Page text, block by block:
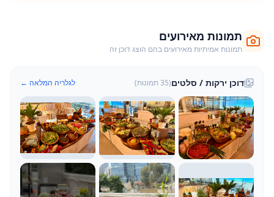
תמונות מאירועים
תמונות אמיתיות מאירועים בהם הוצג דוכן זה
דוכן ירקות / סלטים(
35תמונות) לגלריה המלאה ←